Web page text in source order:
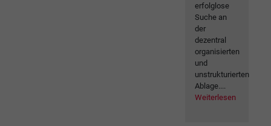
erfolglose
Suche an
der
dezentral
organisierten
und
unstrukturierten
Ablage....
Weiterlesen